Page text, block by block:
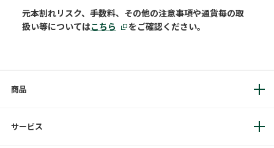
元本割れリスク、手数料、その他の注意事項や通貨毎の取
扱い等についてはこちら をご確認ください。
商品
サービス